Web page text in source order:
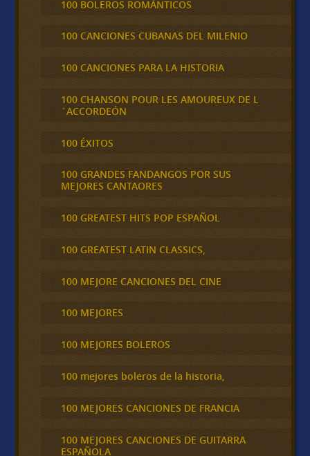
100 BOLEROS ROMÁNTICOS
100 CANCIONES CUBANAS DEL MILENIO
100 CANCIONES PARA LA HISTORIA
100 CHANSON POUR LES AMOUREUX DE L
´ACCORDEÓN
100 ÉXITOS
100 GRANDES FANDANGOS POR SUS
MEJORES CANTAORES
100 GREATEST HITS POP ESPAÑOL
100 GREATEST LATIN CLASSICS,
100 MEJORE CANCIONES DEL CINE
100 MEJORES
100 MEJORES BOLEROS
100 mejores boleros de la historia,
100 MEJORES CANCIONES DE FRANCIA
100 MEJORES CANCIONES DE GUITARRA
ESPAÑOLA